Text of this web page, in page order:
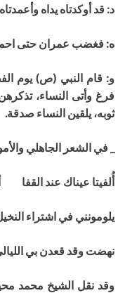
د: قد أوكدتاه يداه وأ
ه: فغضب عمران حتى
و: قام النبي (ص) يوم
فرغ وأتى النساء،
ثوبه، يلقين النساء صدقة.
_ في الشعر الجاهلي
أُلفيتا عيناك عند القفا
يلومونني في اشتراء
نهضت وقد قعدن بي
وقد نقل الشيخ محمد